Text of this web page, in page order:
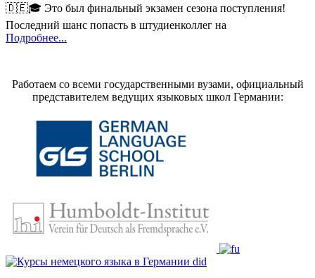
🇩🇪🎓 Это был финальный экзамен сезона поступления!
Последний шанс попасть в штудиенколлег на
Подробнее...
Работаем со всеми государственными вузами, официальный
представителем ведущих языковых школ Германии: